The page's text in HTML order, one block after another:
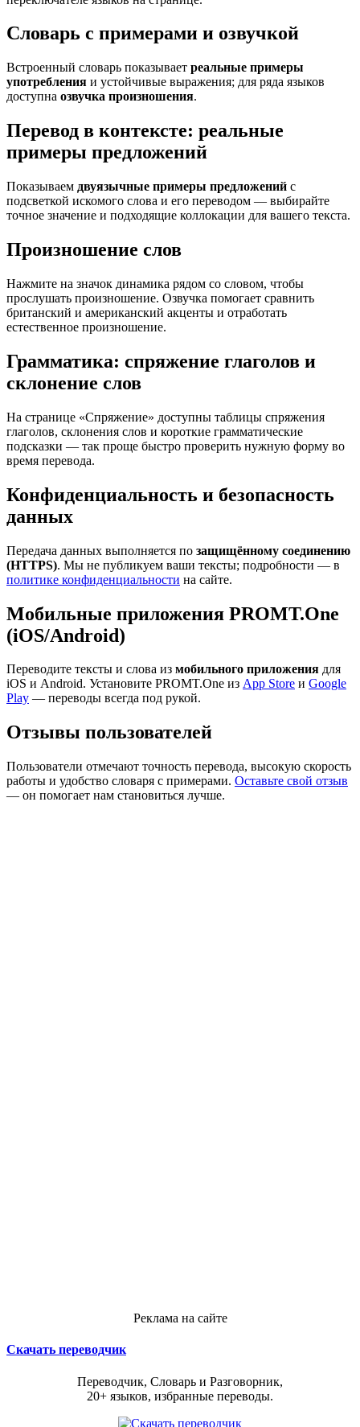
Словарь с примерами и озвучкой
Встроенный словарь показывает реальные примеры
употребления и устойчивые выражения; для ряда языков
доступна озвучка произношения.
Перевод в контексте: реальные
примеры предложений
Показываем двуязычные примеры предложений с
подсветкой искомого слова и его переводом — выбирайте
точное значение и подходящие коллокации для вашего текста.
Произношение слов
Нажмите на значок динамика рядом со словом, чтобы
прослушать произношение. Озвучка помогает сравнить
британский и американский акценты и отработать
естественное произношение.
Грамматика: спряжение глаголов и
склонение слов
На странице «Спряжение» доступны таблицы спряжения
глаголов, склонения слов и короткие грамматические
подсказки — так проще быстро проверить нужную форму во
время перевода.
Конфиденциальность и безопасность
данных
Передача данных выполняется по защищённому соединению
(HTTPS). Мы не публикуем ваши тексты; подробности — в
политике конфиденциальности на сайте.
Мобильные приложения PROMT.One
(iOS/Android)
Переводите тексты и слова из мобильного приложения для
iOS и Android. Установите PROMT.One из App Store и Google
Play — переводы всегда под рукой.
Отзывы пользователей
Пользователи отмечают точность перевода, высокую скорость
работы и удобство словаря с примерами. Оставьте свой отзыв
— он помогает нам становиться лучше.
Реклама на сайте
Скачать переводчик
Переводчик, Словарь и Разговорник,
20+ языков, избранные переводы.